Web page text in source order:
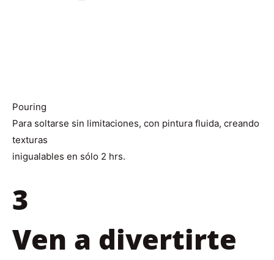
Pouring
Para soltarse sin limitaciones, con pintura fluida, creando
texturas
inigualables en sólo 2 hrs.
3
Ven a divertirte